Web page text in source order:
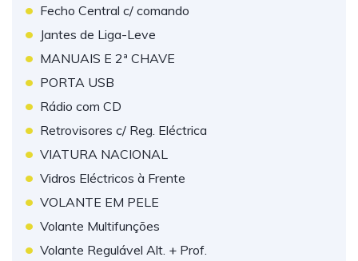
• Fecho Central c/ comando
• Jantes de Liga-Leve
• MANUAIS E 2ª CHAVE
• PORTA USB
• Rádio com CD
• Retrovisores c/ Reg. Eléctrica
• VIATURA NACIONAL
• Vidros Eléctricos à Frente
• VOLANTE EM PELE
• Volante Multifunções
• Volante Regulável Alt. + Prof.